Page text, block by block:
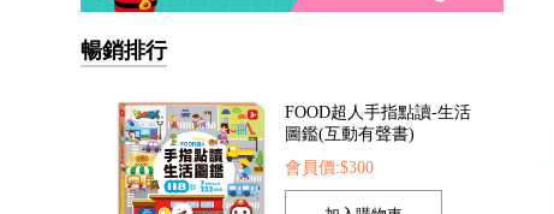
暢銷排行
FOOD超人手指點讀-生活
圖鑑(互動有聲書)
會員價:$300